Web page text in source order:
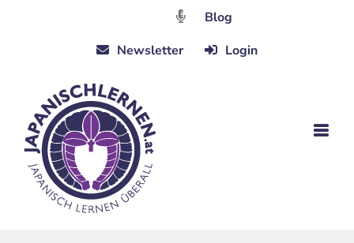
Blog
Newsletter
Login